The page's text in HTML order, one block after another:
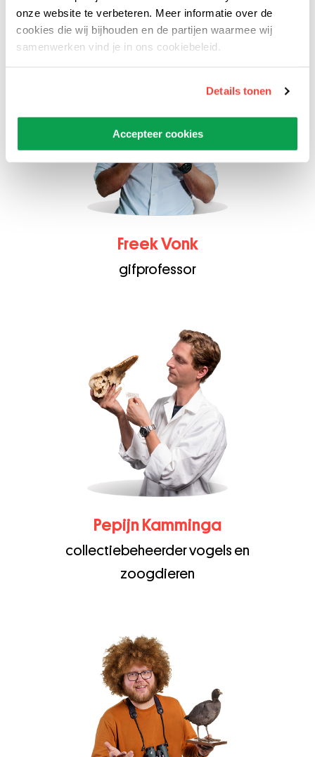
onze website te verbeteren. Meer informatie over de
cookies die wij bijhouden en de partijen waarmee wij
samenwerken vind je in ons cookiebeleid.
Details tonen
Accepteer cookies
Freek Vonk
gifprofessor
Pepijn Kamminga
collectiebeheerder vogels en
zoogdieren